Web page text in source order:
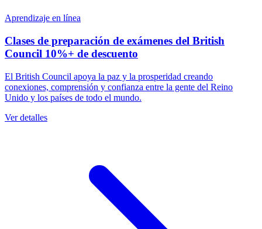
Aprendizaje en línea
Clases de preparación de exámenes del British
Council 10%+ de descuento
El British Council apoya la paz y la prosperidad creando
conexiones, comprensión y confianza entre la gente del Reino
Unido y los países de todo el mundo.
Ver detalles